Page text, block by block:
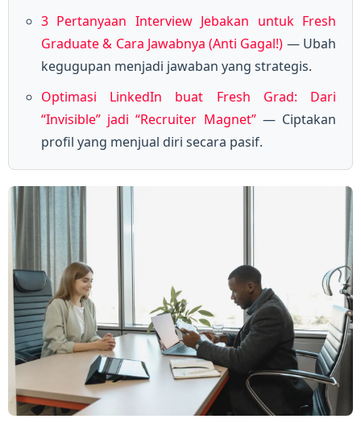
3 Pertanyaan Interview Jebakan untuk Fresh
Graduate & Cara Jawabnya (Anti Gagal!) — Ubah
kegugupan menjadi jawaban yang strategis.
Optimasi LinkedIn buat Fresh Grad: Dari
“Invisible” jadi “Recruiter Magnet”— Ciptakan
profil yang menjual diri secara pasif.